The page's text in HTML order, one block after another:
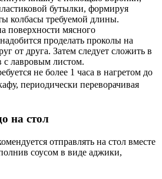
бутылки, формируя
колбасы требуемой длины.
поверхности мясного
проделать проколы на
от друга. Затем следует сложить в
с лавровым листом.
не более 1 часа в нагретом до
периодически переворачивая
на стол
отправлять на стол вместе
соусом в виде аджики,